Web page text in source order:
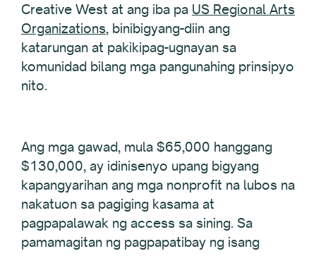
Creative West at ang iba pa US Regional Arts
Organizations, binibigyang-diin ang
katarungan at pakikipag-ugnayan sa
komunidad bilang mga pangunahing prinsipyo
nito.
Ang mga gawad, mula $65,000 hanggang
$130,000, ay idinisenyo upang bigyang
kapangyarihan ang mga nonprofit na lubos na
nakatuon sa pagiging kasama at
pagpapalawak ng access sa sining. Sa
pamamagitan ng pagpapatibay ng isang